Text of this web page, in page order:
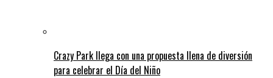
Crazy Park llega con una propuesta llena de diversión
para celebrar el Día del Niño